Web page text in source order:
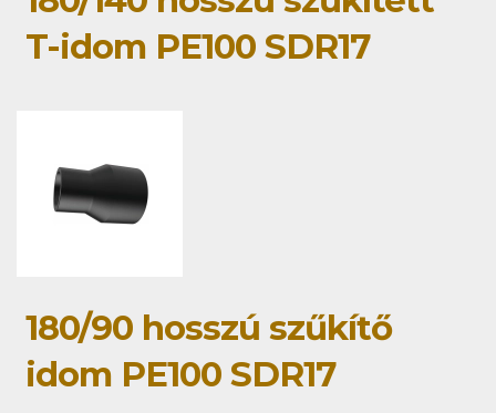
T-idom PE100 SDR17
180/90 hosszú szűkítő
idom PE100 SDR17